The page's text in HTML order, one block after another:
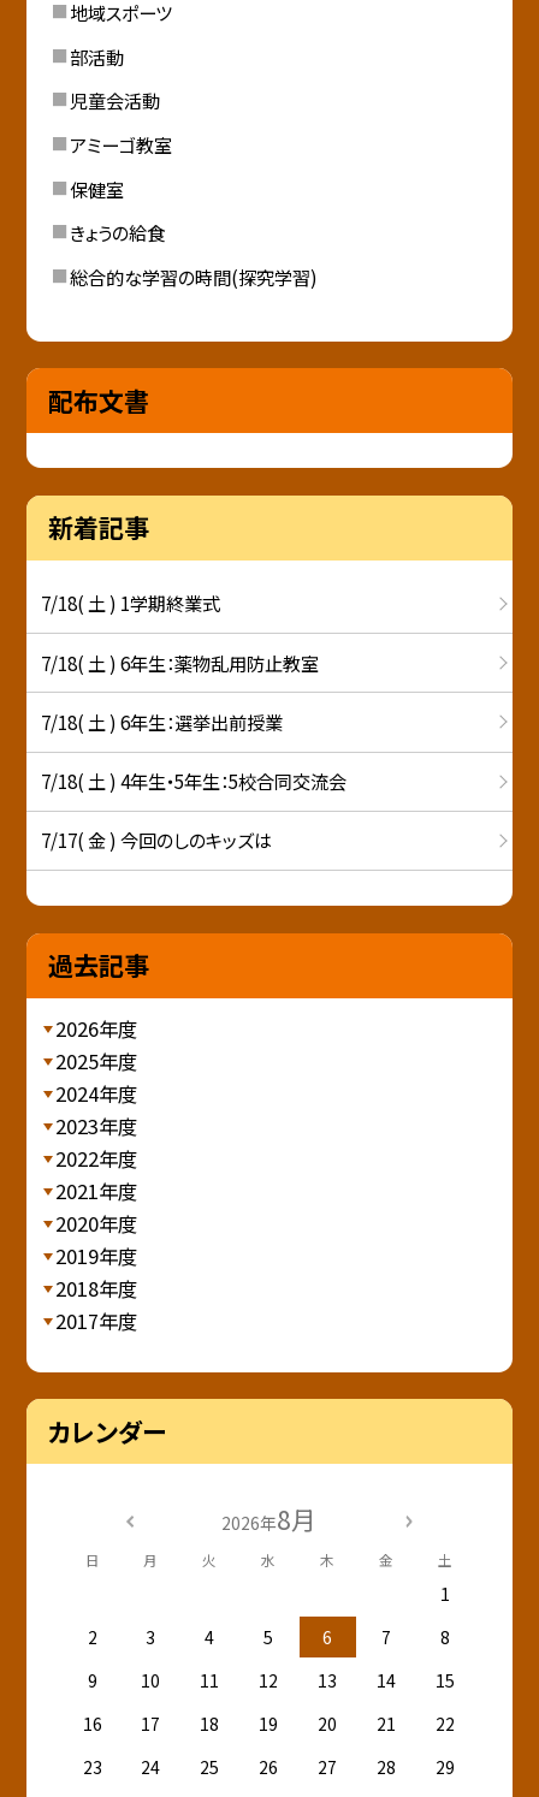
地域スポーツ
部活動
児童会活動
アミーゴ教室
保健室
きょうの給食
総合的な学習の時間(探究学習)
配布文書
新着記事
7/18( 土 ) 1学期終業式
7/18( 土 ) 6年生：薬物乱用防止教室
7/18( 土 ) 6年生：選挙出前授業
7/18( 土 ) 4年生・5年生：5校合同交流会
7/17( 金 ) 今回のしのキッズは
過去記事
2026年度
2025年度
2024年度
2023年度
2022年度
2021年度
2020年度
2019年度
2018年度
2017年度
カレンダー
2026年8月
日 月 火 水 木 金 土
1
2
3 4 5 6 7
8
9
10 11 12 13 14
15
16
17 18 19 20 21
22
23
24 25 26 27 28
29